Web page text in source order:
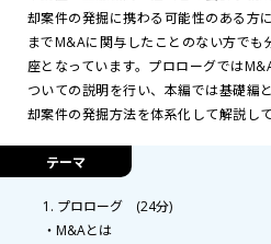
却案件の発掘に携わる可能性のある方
までM&Aに関与したことのない方で
座となっています。プロローグでは
ついての説明を行い、本編では基礎編
却案件の発掘方法を体系化して解説して
テーマ
1. プロローグ (24分)
・M&Aとは